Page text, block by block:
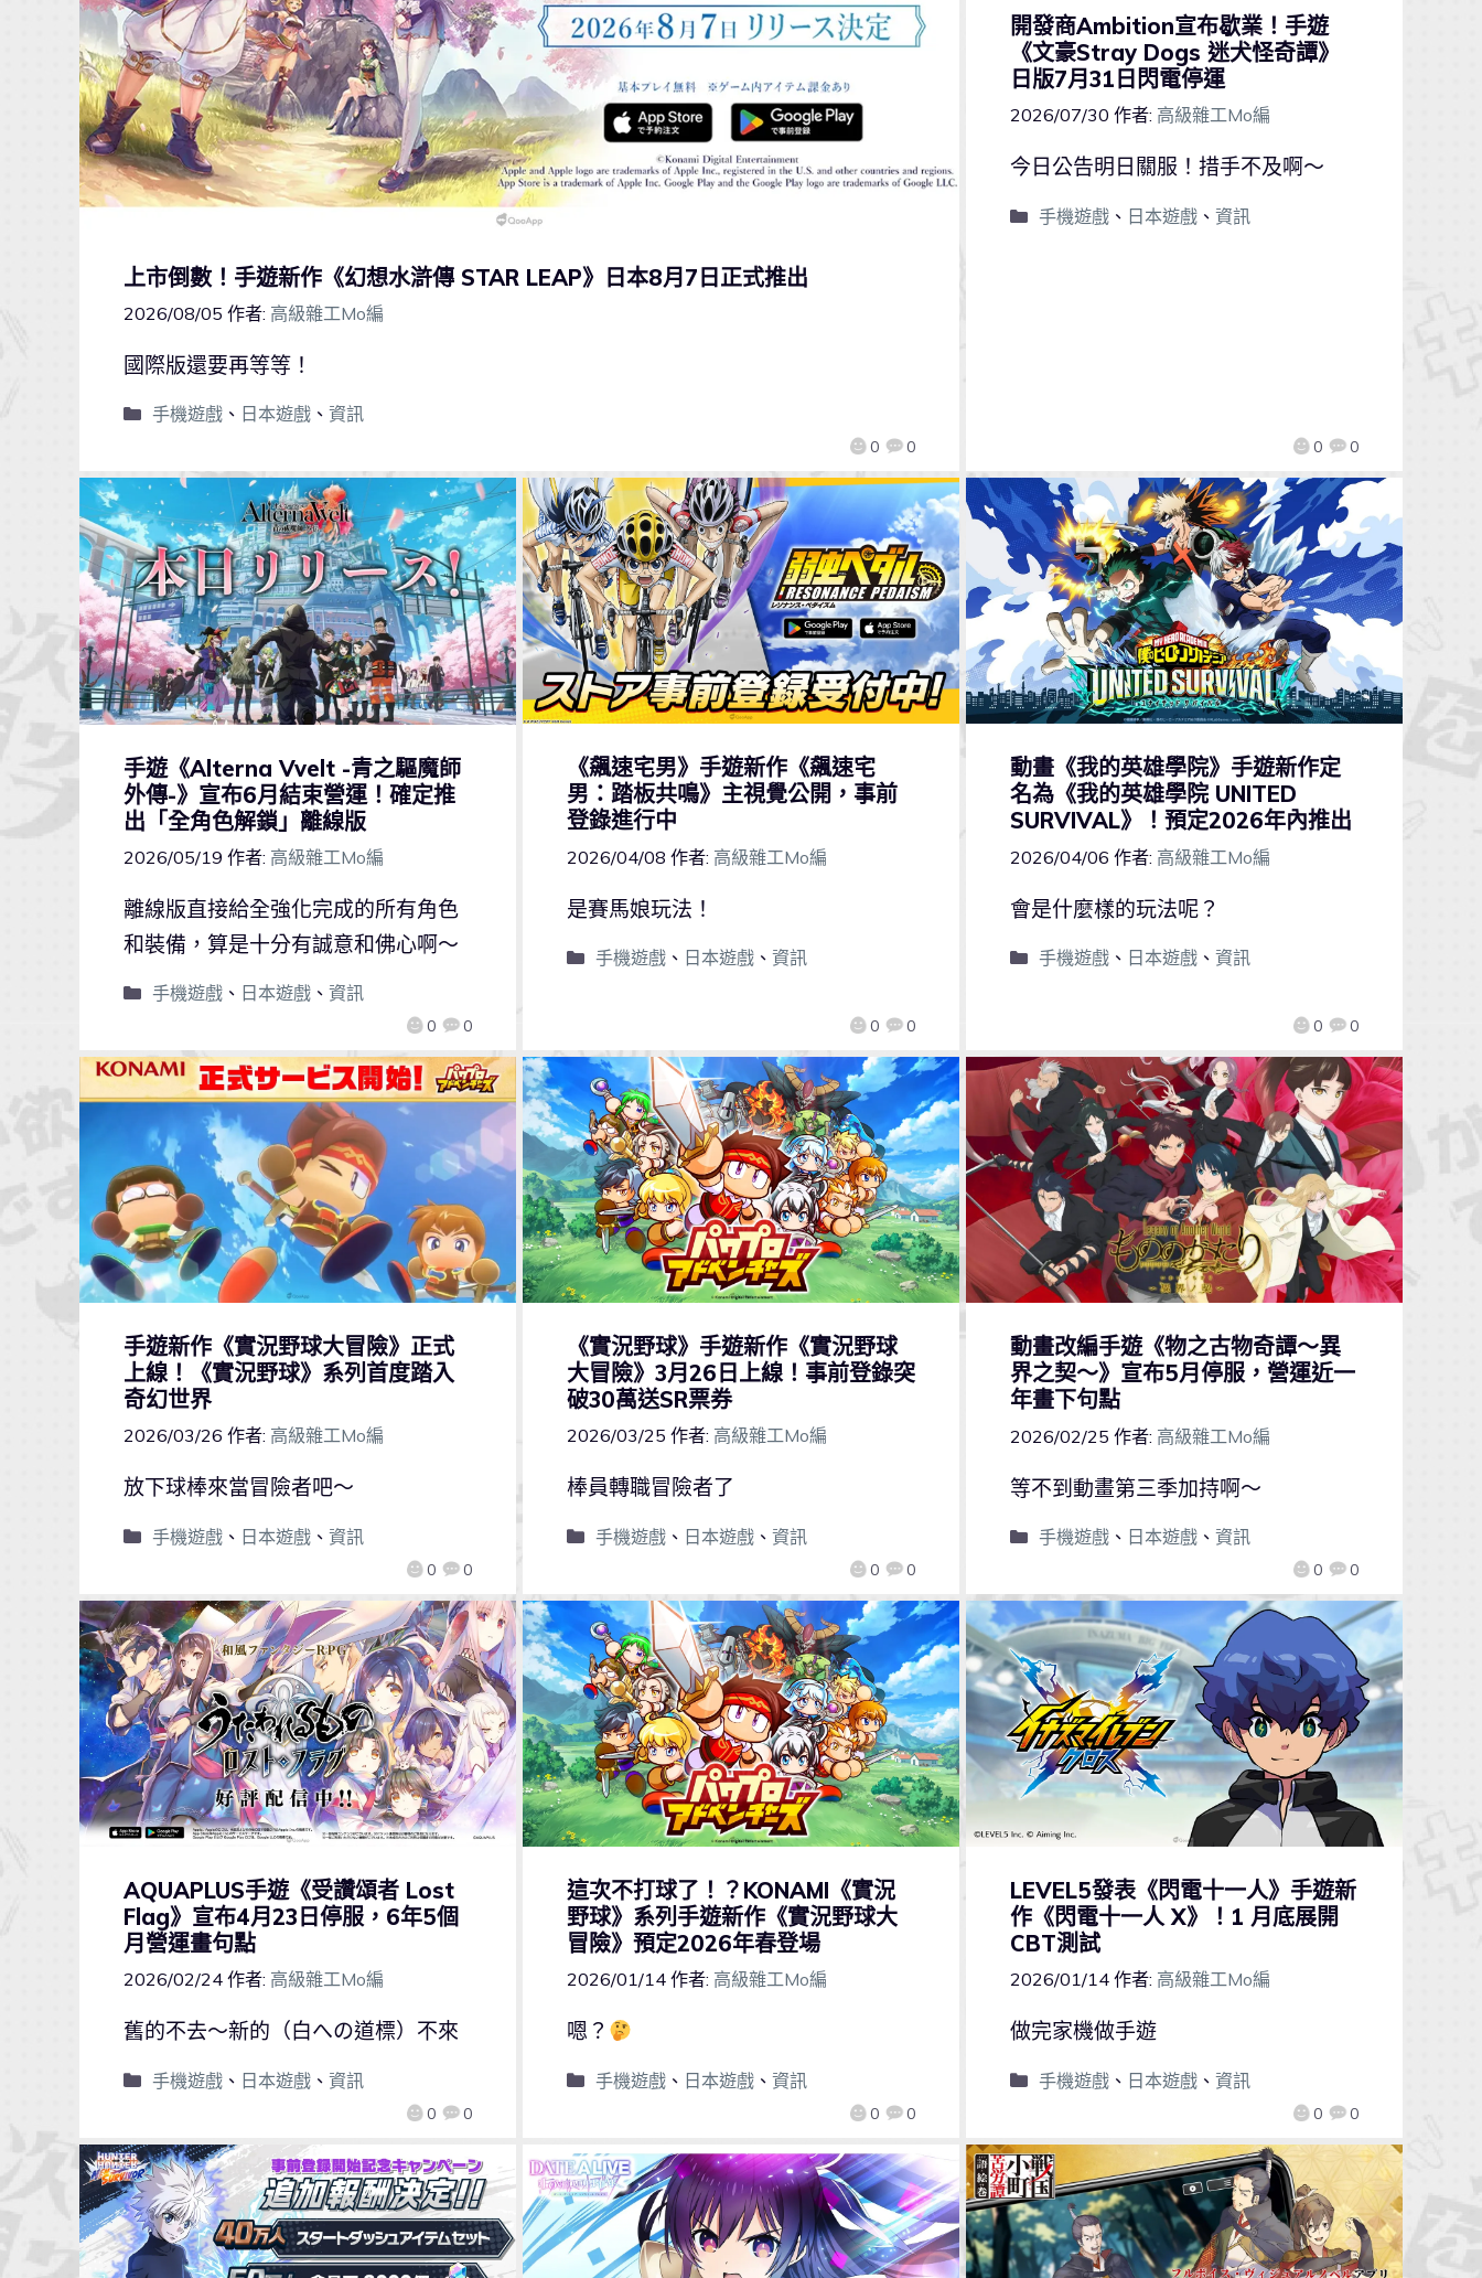
上市倒數！手遊新作《幻想水滸傳 STAR LEAP》日本8月7日正式推出
2026/08/05 作者: 高級雜工Mo編
0 0
國際版還要再等等！
手機遊戲、 日本遊戲、 資訊
開發商Ambition宣布歇業！手遊
《文豪Stray Dogs 迷犬怪奇譚》
日版7月31日閃電停運
2026/07/30 作者: 高級雜工Mo編
0 0
今日公告明日關服！措手不及啊～
手機遊戲、 日本遊戲、 資訊
手遊《Alterna Vvelt -青之驅魔師
外傳-》宣布6月結束營運！確定推
出「全角色解鎖」離線版
2026/05/19 作者: 高級雜工Mo編
0 0
離線版直接給全強化完成的所有角色
和裝備，算是十分有誠意和佛心啊～
手機遊戲、 日本遊戲、 資訊
《飆速宅男》手遊新作《飆速宅
男：踏板共鳴》主視覺公開，事前
登錄進行中
2026/04/08 作者: 高級雜工Mo編
0 0
是賽馬娘玩法！
手機遊戲、 日本遊戲、 資訊
動畫《我的英雄學院》手遊新作定
名為《我的英雄學院 UNITED
SURVIVAL》！預定2026年內推出
2026/04/06 作者: 高級雜工Mo編
0 0
會是什麼樣的玩法呢？
手機遊戲、 日本遊戲、 資訊
手遊新作《實況野球大冒險》正式
上線！《實況野球》系列首度踏入
奇幻世界
2026/03/26 作者: 高級雜工Mo編
0 0
放下球棒來當冒險者吧～
手機遊戲、 日本遊戲、 資訊
《實況野球》手遊新作《實況野球
大冒險》3月26日上線！事前登錄突
破30萬送SR票券
2026/03/25 作者: 高級雜工Mo編
0 0
棒員轉職冒險者了
手機遊戲、 日本遊戲、 資訊
動畫改編手遊《物之古物奇譚～異
界之契～》宣布5月停服，營運近一
年畫下句點
2026/02/25 作者: 高級雜工Mo編
0 0
等不到動畫第三季加持啊～
手機遊戲、 日本遊戲、 資訊
AQUAPLUS手遊《受讚頌者 Lost
Flag》宣布4月23日停服，6年5個
月營運畫句點
2026/02/24 作者: 高級雜工Mo編
0 0
舊的不去～新的（白への道標）不來
手機遊戲、 日本遊戲、 資訊
這次不打球了！？KONAMI《實況
野球》系列手遊新作《實況野球大
冒險》預定2026年春登場
2026/01/14 作者: 高級雜工Mo編
0 0
嗯？
手機遊戲、 日本遊戲、 資訊
LEVEL5發表《閃電十一人》手遊新
作《閃電十一人 X》！1 月底展開
CBT測試
2026/01/14 作者: 高級雜工Mo編
0 0
做完家機做手遊
手機遊戲、 日本遊戲、 資訊